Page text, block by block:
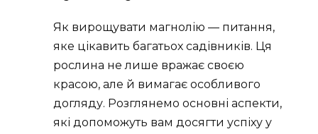
Як вирощувати магнолію — питання,
яке цікавить багатьох садівників. Ця
рослина не лише вражає своєю
красою, але й вимагає особливого
догляду. Розглянемо основні аспекти,
які допоможуть вам досягти успіху у